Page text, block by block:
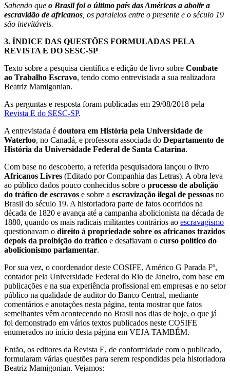
Sabendo que o Brasil foi o último país das Américas a abolir a
escravidão de africanos , os paralelos entre o presente e o século 19
são inevitáveis.
3. ÍNDICE DAS QUESTÕES FORMULADAS PELA
REVISTA E DO SESC-SP
Texto sobre a pesquisa científica e edição de livro sobre Combate
ao Trabalho Escravo, tendo como entrevistada a sua realizadora
Beatriz Mamigonian.
As perguntas e resposta foram publicadas em 29/08/2018 pela
Revista E do SESC-SP.
A entrevistada é doutora em História pela Universidade de
Waterloo, no Canadá, e professora associada do Departamento de
História da Universidade Federal de Santa Catarina.
Com base no descoberto, a referida pesquisadora lançou o livro
Africanos Livres (Editado por Companhia das Letras). A obra leva
ao público dados pouco conhecidos sobre o processo de abolição
do tráfico de escravos e sobre a escravização ilegal de pessoas no
Brasil do século 19. A historiadora parte de fatos ocorridos na
década de 1820 e avança até a campanha abolicionista na década de
1880, quando os mais radicais militantes contrários ao escravagismo
questionavam o direito à propriedade sobre os africanos trazidos
depois da proibição do tráfico e desafiavam o curso político do
abolicionismo parlamentar.
Por sua vez, o coordenador deste COSIFE, Américo G Parada Fº,
contador pela Universidade Federal do Rio de Janeiro, com base em
publicações e na sua experiência profissional em empresas e no setor
público na qualidade de auditor do Banco Central, mediante
comentários e anotações nesta página, tenta mostrar que fatos
semelhantes vêm acontecendo no Brasil nos dias de hoje, o que já
foi demonstrado em vários textos publicados neste COSIFE
enumerados no início desta página em VEJA TAMBÉM.
Então, os editores da Revista E, de conformidade com o publicado,
formularam várias questões para serem respondidas pela historiadora
Beatriz Mamigonian. Vejamos: